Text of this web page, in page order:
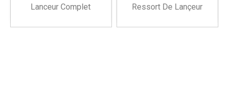
Lanceur Complet Ressort De Lançeur